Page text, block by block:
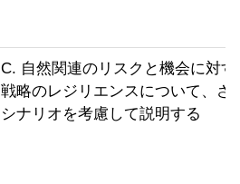
C. 自然関連のリスクと機会に対
戦略のレジリエンスについて、さ
シナリオを考慮して説明する